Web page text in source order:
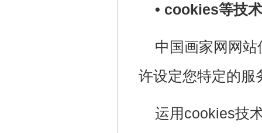
• cookies等技
中国画家网网
许设定您特定的服
运用cookies技